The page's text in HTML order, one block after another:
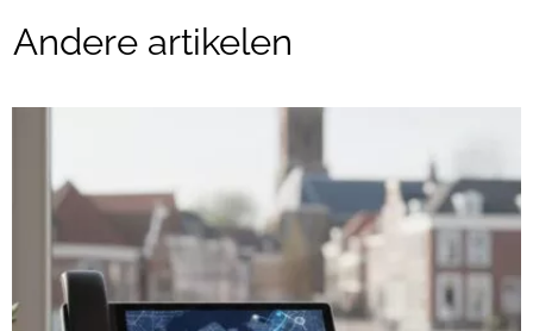
Andere artikelen